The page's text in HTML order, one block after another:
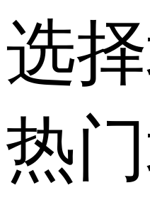
选
热